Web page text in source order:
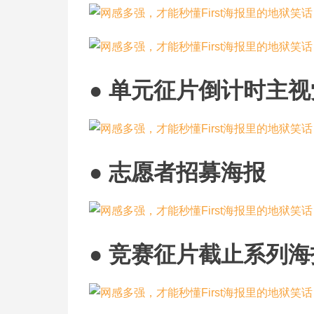
● 单元征片倒计时主
● 志愿者招募海报
● 竞赛征片截止系列